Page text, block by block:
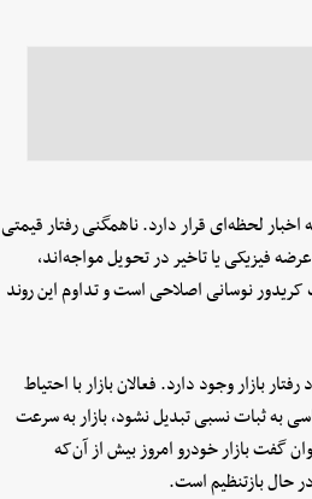
لحظه‌ای قرار دارد. ناهمگنی رفتار قیمتی
فیزیکی یا تاخیر در تحویل مواجه‌اند،
نوسانی اصلاحی است و تداوم این روند
بازار وجود دارد. فعالان بازار با احتیاط
به ثبات نسبی تبدیل نشود، بازار به سرعت
گفت بازار خودرو امروز بیش از آن‌که
حال بازتنظیم است.